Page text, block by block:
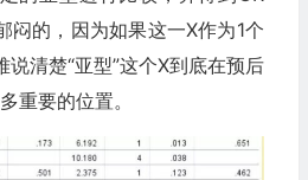
闷的，因为如果这一X作为1个
清楚“亚型”这个X到底在预后
重要的位置。